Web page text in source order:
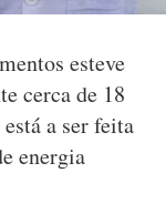
esteve
cerca de 18
a ser feita
energia